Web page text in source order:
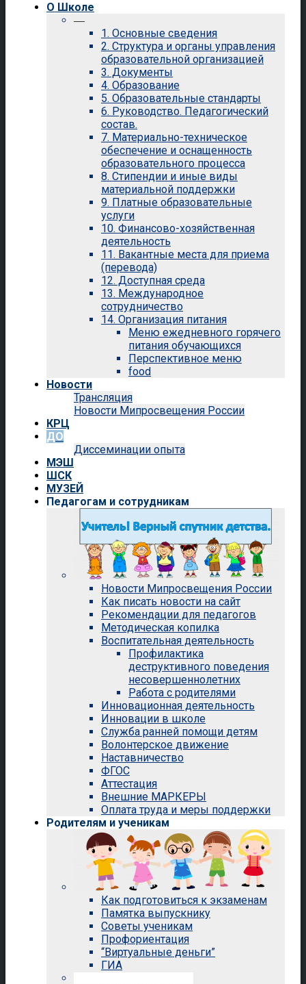
О Школе
—
1. Основные сведения
2. Структура и органы управления
образовательной организацией
3. Документы
4. Образование
5. Образовательные стандарты
6. Руководство. Педагогический
состав.
7. Материально-техническое
обеспечение и оснащенность
образовательного процесса
8. Стипендии и иные виды
материальной поддержки
9. Платные образовательные
услуги
10. Финансово-хозяйственная
деятельность
11. Вакантные места для приема
(перевода)
12. Доступная среда
13. Международное
сотрудничество
14. Организация питания
Меню ежедневного горячего
питания обучающихся
Перспективное меню
food
Новости
Трансляция
Новости Мипросвещения России
КРЦ
ДО
Диссеминации опыта
МЭШ
ШСК
МУЗЕЙ
Педагогам и сотрудникам
Новости Мипросвещения России
Как писать новости на сайт
Рекомендации для педагогов
Методическая копилка
Воспитательная деятельность
Профилактика
деструктивного поведения
несовершеннолетних
Работа с родителями
Инновационная деятельность
Инновации в школе
Служба ранней помощи детям
Волонтерское движение
Наставничество
ФГОС
Аттестация
Внешние МАРКЕРЫ
Оплата труда и меры поддержки
Родителям и ученикам
Как подготовиться к экзаменам
Памятка выпускнику
Советы ученикам
Профориентация
“Виртуальные деньги”
ГИА